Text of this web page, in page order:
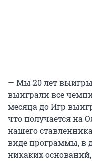
— Мы 20 лет
выиграли все
месяца до Игр
что получается на
нашего
виде программы, в
никаких